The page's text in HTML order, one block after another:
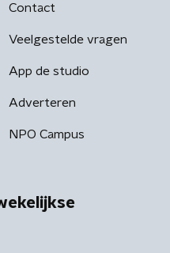
Contact
Veelgestelde vragen
App de studio
Adverteren
NPO Campus